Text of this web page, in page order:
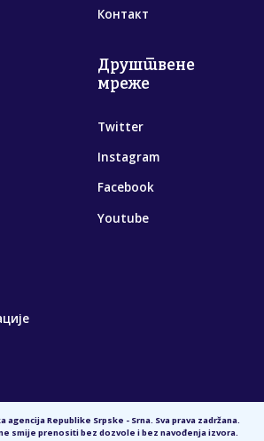
Контакт
Друштвене
мреже
Twitter
Instagram
Facebook
Youtube
agencija Republike Srpske - Srna. Sva prava zadržana.
smije prenositi bez dozvole i bez navođenja izvora.